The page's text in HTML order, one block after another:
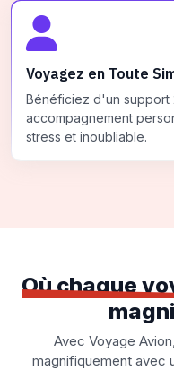
Voyagez en Toute
Bénéficiez d'un
accompagnement
stress et inoubliable.
Où chaque
Avec Voyage
magnifiquement avec